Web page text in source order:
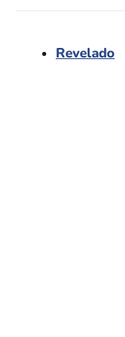
Revelado